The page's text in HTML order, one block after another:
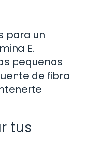
para un
E.
pequeñas
de fibra
tus